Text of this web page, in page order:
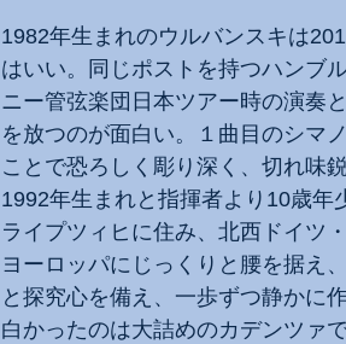
1982年生まれのウルバンスキは
はいい。同じポストを持つハンブ
ニー管弦楽団日本ツアー時の演奏
を放つのが面白い。１曲目のシマ
ことで恐ろしく彫り深く、切れ味
1992年生まれと指揮者より10歳
ライプツィヒに住み、北西ドイツ
ヨーロッパにじっくりと腰を据え
と探究心を備え、一歩ずつ静かに
白かったのは大詰めのカデンツァ